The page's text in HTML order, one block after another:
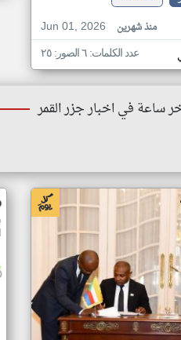
Jun 01, 2026
منذ شهرين
عدد الكلمات: ٦ الصور: ٢٥
ساعة في اخبار جزر القمر